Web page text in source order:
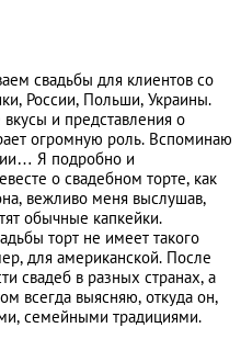
свадьбы для клиентов со
России, Польши, Украины.
и представления о
огромную роль. Вспоминаю
Я подробно и
о свадебном торте, как
вежливо меня выслушав,
обычные капкейки.
торт не имеет такого
для американской. После
свадеб в разных странах, а
всегда выясняю, откуда он,
семейными традициями.